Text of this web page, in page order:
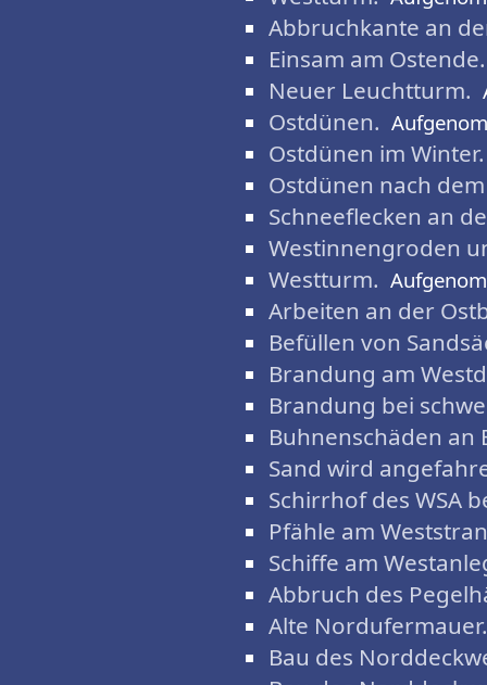
Abbruchkante an
Einsam am Ostende.
Neuer Leuchtturm.
Ostdünen.
Ostdünen im Winter.
Ostdünen nach
Schneeflecken an
Westinnengroden
Westturm.
Arbeiten an der
Befüllen von
Brandung am
Brandung bei
Buhnenschäden an
Sand wird
Schirrhof des WSA
Pfähle am
Schiffe am
Abbruch des
Alte Nordufermauer.
Bau des